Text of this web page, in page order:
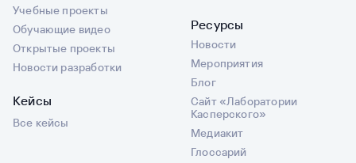
Учебные проекты
Обучающие видео
Открытые проекты
Новости разработки
Кейсы
Все кейсы
Ресурсы
Новости
Мероприятия
Блог
Сайт «Лаборатории
Касперского»
Медиакит
Глоссарий